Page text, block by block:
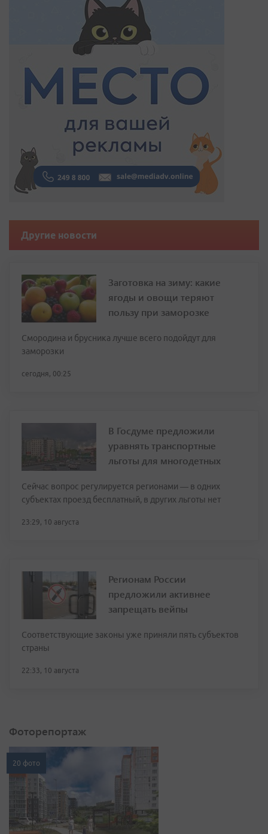
Другие новости
Заготовка на зиму: какие
ягоды и овощи теряют
пользу при заморозке
Смородина и брусника лучше всего подойдут для
заморозки
сегодня, 00:25
В Госдуме предложили
уравнять транспортные
льготы для многодетных
Сейчас вопрос регулируется регионами — в одних
субъектах проезд бесплатный, в других льготы нет
23:29, 10 августа
Регионам России
предложили активнее
запрещать вейпы
Соответствующие законы уже приняли пять субъектов
страны
22:33, 10 августа
Фоторепортаж
20 фото